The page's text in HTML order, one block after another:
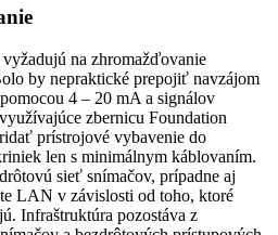
na zhromažďovanie
by nepraktické prepojiť navzájom
4 – 20 mA a signálov
zbernicu Foundation
prístrojové vybavenie do
len s minimálnym káblovaním.
sieť snímačov, prípadne aj
LAN v závislosti od toho, ktoré
Infraštruktúra pozostáva z